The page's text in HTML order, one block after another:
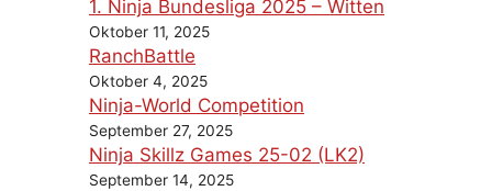
1. Ninja Bundesliga 2025 – Witten
Oktober 11, 2025
RanchBattle
Oktober 4, 2025
Ninja-World Competition
September 27, 2025
Ninja Skillz Games 25-02 (LK2)
September 14, 2025